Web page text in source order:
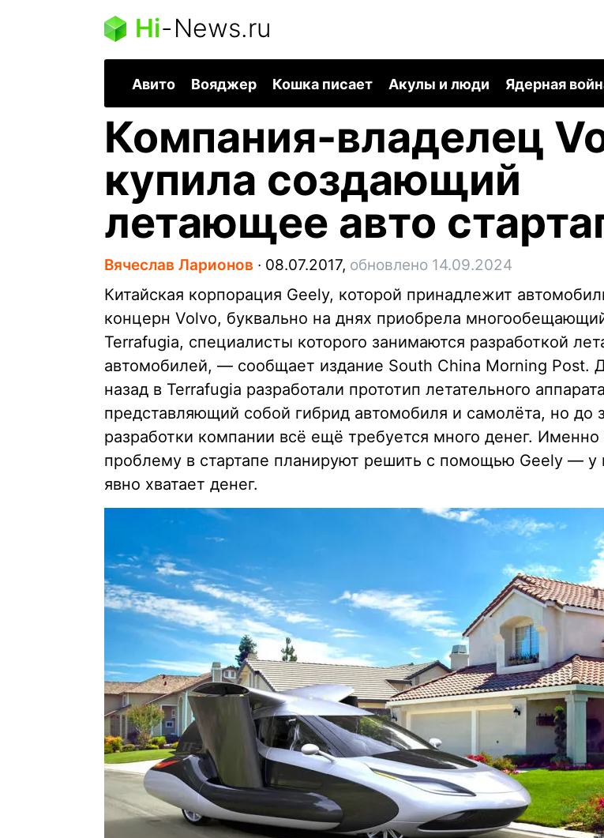
Hi-News.ru
Авито Вояджер Кошка писает Акулы и люди Ядерная
Компания-владелец
купила создающий
летающее авто
Вячеслав Ларионов ∙ 08.07.2017, обновлено 14.09.2024
Китайская корпорация Geely, которой принадлежит
концерн Volvo, буквально на днях приобрела
Terrafugia, специалисты которого занимаются разработкой
автомобилей, — сообщает издание South China Morning Post.
назад в Terrafugia разработали прототип летательного
представляющий собой гибрид автомобиля и самолёта, но до
разработки компании всё ещё требуется много денег. Именно
проблему в стартапе планируют решить с помощью Geely — у
явно хватает денег.